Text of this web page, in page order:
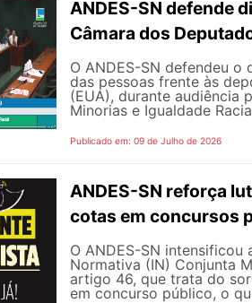
ANDES-SN defende
Câmara dos
O ANDES-SN defendeu
das pessoas frente às
(EUA), durante audiência
Minorias e Igualdade
Publicado em: 09 de Julho de 2026
ANDES-SN reforça
cotas em concursos
O ANDES-SN
Normativa (IN) Conjunta
artigo 46, que trata do
em concurso público, o